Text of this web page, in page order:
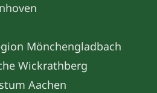
Mönchengladbach
Wickrathberg
Aachen